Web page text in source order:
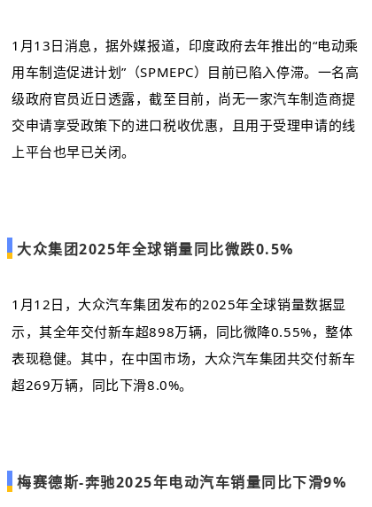
1月13日消息，据外媒报道，印度政府去年推出的“电动乘
用车制造促进计划”（SPMEPC）目前已陷入停滞。一名高
级政府官员近日透露，截至目前，尚无一家汽车制造商提
交申请享受政策下的进口税收优惠，且用于受理申请的线
上平台也早已关闭。
大众集团2025年全球销量同比微跌0.5%
1月12日，大众汽车集团发布的2025年全球销量数据显
示，其全年交付新车超898万辆，同比微降0.55%，整体
表现稳健。其中，在中国市场，大众汽车集团共交付新车
超269万辆，同比下滑8.0%。
梅赛德斯-奔驰2025年电动汽车销量同比下滑9%